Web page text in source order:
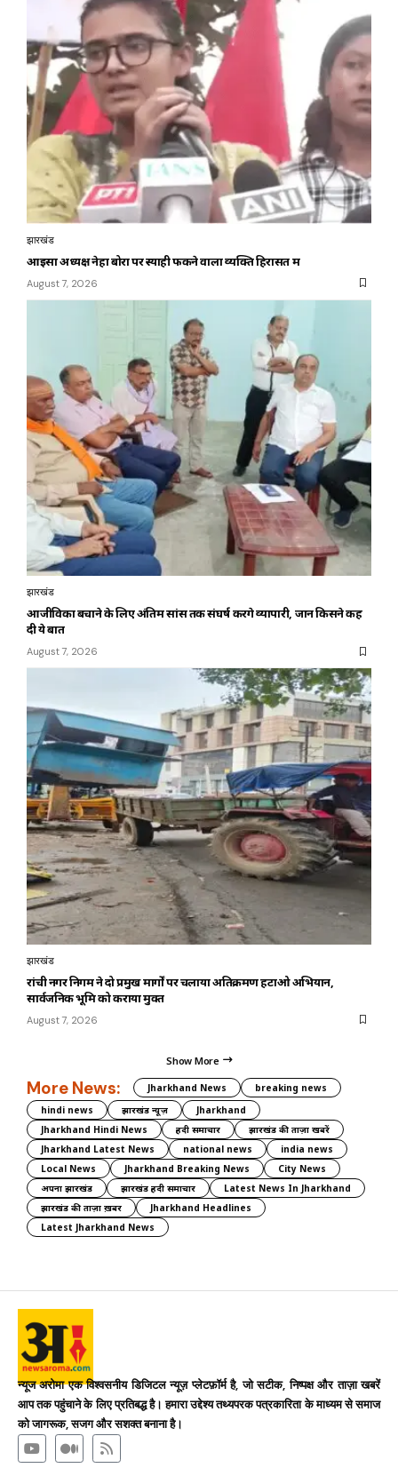
झारखंड
आइसा अध्यक्ष नेहा बोरा पर स्याही फेंकने वाला व्यक्ति हिरासत में
August 7, 2026
झारखंड
आजीविका बचाने के लिए अंतिम सांस तक संघर्ष करेंगे व्यापारी, जानें किसने कह
दी ये बात
August 7, 2026
झारखंड
रांची नगर निगम ने दो प्रमुख मार्गों पर चलाया अतिक्रमण हटाओ अभियान,
सार्वजनिक भूमि को कराया मुक्त
August 7, 2026
Show More
More News: Jharkhand News
breaking news
hindi news
झारखंड न्यूज़
Jharkhand
Jharkhand Hindi News
हिंदी समाचार
झारखंड की ताज़ा खबरें
Jharkhand Latest News
national news
india news
Local News
Jharkhand Breaking News
City News
अपना झारखंड
झारखंड हिंदी समाचार
Latest News In Jharkhand
झारखंड की ताज़ा ख़बर
Jharkhand Headlines
Latest Jharkhand News
न्यूज अरोमा एक विश्वसनीय डिजिटल न्यूज़ प्लेटफ़ॉर्म है, जो सटीक, निष्पक्ष और ताज़ा खबरें
आप तक पहुंचाने के लिए प्रतिबद्ध है। हमारा उद्देश्य तथ्यपरक पत्रकारिता के माध्यम से समाज
को जागरूक, सजग और सशक्त बनाना है।